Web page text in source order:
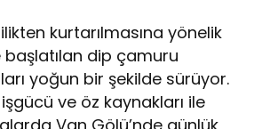
kurtarılmasına yönelik
başlatılan dip çamuru
yoğun bir şekilde sürüyor.
ve öz kaynakları ile